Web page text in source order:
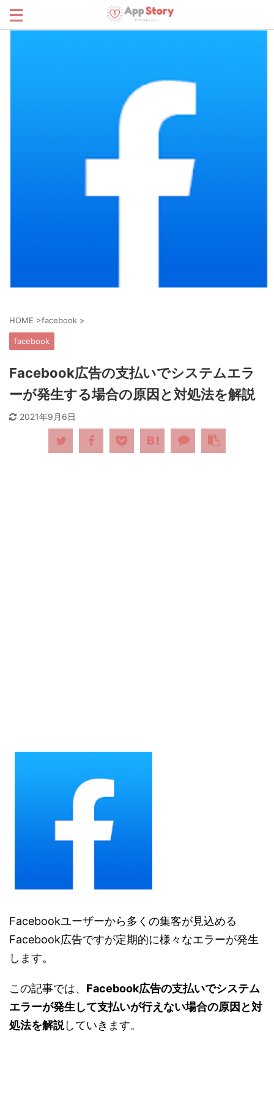
HOME >facebook >
facebook
Facebook広告の支払いでシステムエラ
ーが発生する場合の原因と対処法を解説
2021年9月6日
Facebookユーザーから多くの集客が見込める
Facebook広告ですが定期的に様々なエラーが発生
します。
この記事では、 Facebook広告の支払いでシステム
エラーが発生して支払いが行えない場合の原因と対
処法を解説していきます。